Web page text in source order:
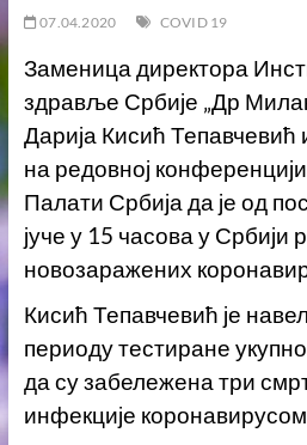
07.04.2020 COVID 19
Заменица директора
здравље Србије „Др
Дарија Кисић Тепавчевић
на редовној
Палати Србија да је од
јуче у 15 часова у Србији
новозаражених
Кисић Тепавчевић је
периоду тестиране
да су забележена три
инфекције